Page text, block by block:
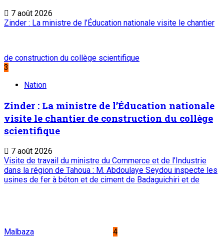
7 août 2026
Zinder : La ministre de l’Éducation nationale visite le chantier
de construction du collège scientifique
3
Nation
Zinder : La ministre de l’Éducation nationale
visite le chantier de construction du collège
scientifique
7 août 2026
Visite de travail du ministre du Commerce et de l’Industrie
dans la région de Tahoua : M. Abdoulaye Seydou inspecte les
usines de fer à béton et de ciment de Badaguichiri et de
Malbaza
4